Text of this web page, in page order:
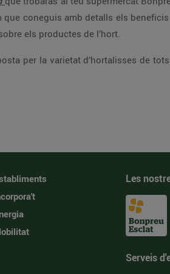
que coneguis amb detalls els
els productes de l’hort.
per la varietat d’hortalisses de
Les
Serveis